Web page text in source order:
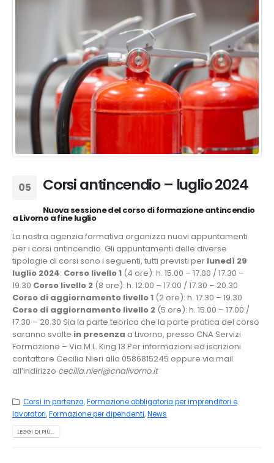
05 Corsi antincendio – luglio 2024
Nuova sessione del corso di formazione antincendio
a Livorno a fine luglio
La nostra agenzia formativa organizza nuovi appuntamenti
per i corsi antincendio. Gli appuntamenti delle diverse
tipologie di corsi sono i seguenti, tutti previsti per lunedì 29
luglio 2024: Corso livello 1 (4 ore): h. 15.00 – 17.00 / 17.30 –
19.30 Corso livello 2 (8 ore): h. 12.00 – 17.00 / 17.30 – 20.30
Corso di aggiornamento livello 1 (2 ore): h. 17.30 – 19.30
Corso di aggiornamento livello 2 (5 ore): h. 15.00 – 17.00 /
17.30 – 20.30 Sia la parte teorica che la parte pratica del corso
saranno svolte in presenza a Livorno, presso CNA Servizi
Formazione – Via M.L. King 13 Per informazioni ed iscrizioni
contattare Cecilia Nieri allo 0586815245 oppure via mail
all’indirizzo cecilia.nieri@cnalivorno.it
Corsi in partenza,Formazione obbligatoria per imprenditori e
lavoratori,Formazione per dipendenti,News
LEGGI DI PIÙ...